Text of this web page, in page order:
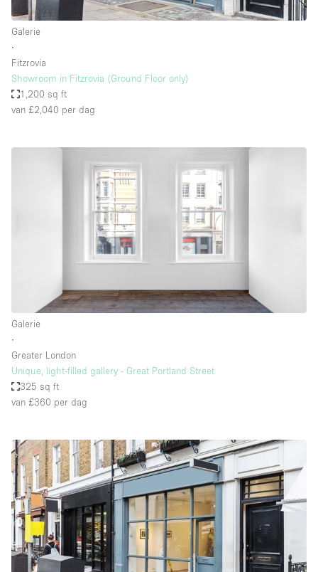
Galerie
∙
Fitzrovia
Showroom in Fitzrovia (Ground Floor only)
1,200 sq ft
van £2,040 per dag
Galerie
∙
Greater London
Unique, light-filled gallery - Great Portland Street
325 sq ft
van £360 per dag